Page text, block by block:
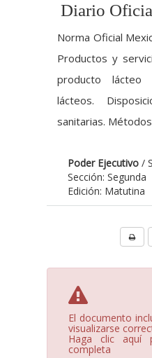
Diario
Norma Oficial
Productos y
producto lácteo
lácteos.
sanitarias.
Poder Ejecutivo /
Sección: Segunda
Edición: Matutina
El documento
visualizarse
Haga clic aquí
completa